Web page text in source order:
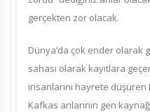
gerçekten zor olacak.
Dünya’da çok ender
sahası olarak kayıtlara
insanlarını hayrete düşüren
Kafkas arılarının gen